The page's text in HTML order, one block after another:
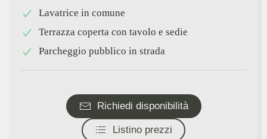
Lavatrice in comune
Terrazza coperta con tavolo e sedie
Parcheggio pubblico in strada
Richiedi disponibilità
Listino prezzi